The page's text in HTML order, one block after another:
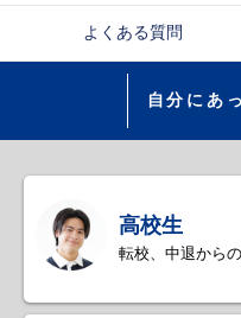
よくある質問
自分にあ
高校生
転校、中退から